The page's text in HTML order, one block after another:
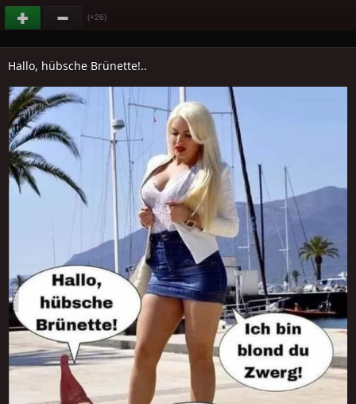
(+26)
Hallo, hübsche Brünette!..